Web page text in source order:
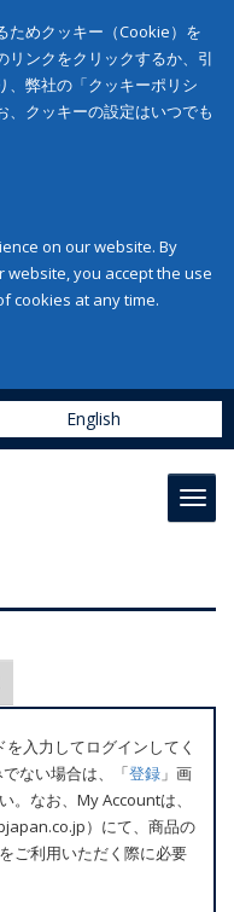
ためクッキー（Cookie）を
リンクをクリックするか、引
、弊社の「クッキーポリシ
、クッキーの設定はいつでも
on our website. By
you accept the use
cookies at any time.
English
入力してログインしてく
ない場合は、「登録 」画
。なお、My Accountは、
）にて、商品の
ご利用いただく際に必要